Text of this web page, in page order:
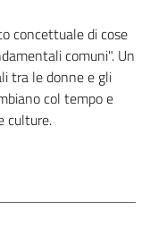
concettuale di cose
comuni". Un
tra le donne e gli
col tempo e
culture.